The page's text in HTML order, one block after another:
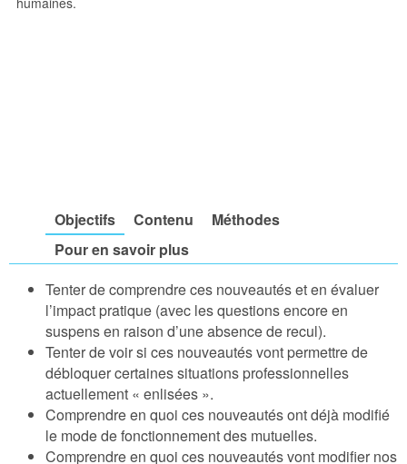
Objectifs Contenu
Méthodes
Pour en savoir plus
Tenter de comprendre ces nouveautés et en évaluer
l’impact pratique (avec les questions encore en
suspens en raison d’une absence de recul).
Tenter de voir si ces nouveautés vont permettre de
débloquer certaines situations professionnelles
actuellement « enlisées ».
Comprendre en quoi ces nouveautés ont déjà modifié
le mode de fonctionnement des mutuelles.
Comprendre en quoi ces nouveautés vont modifier nos